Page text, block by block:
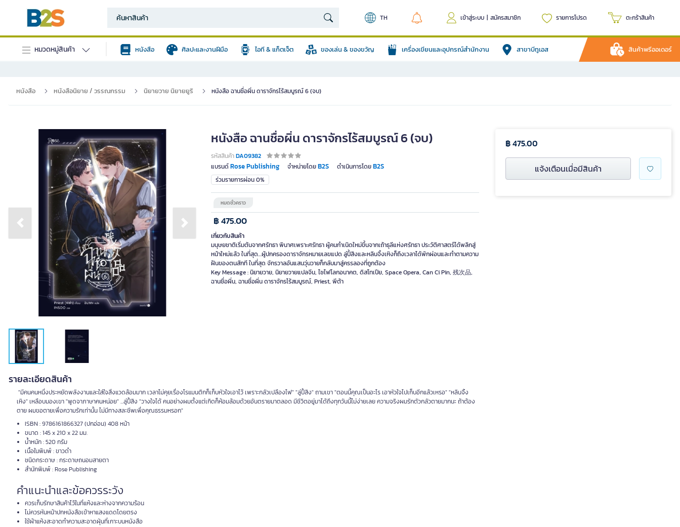
TH เข้าสู่ระบบ | สมัครสมาชิก รายการโปรด ตะกร้าสินค้า
หมวดหมู่สินค้า หนังสือ ศิลปะและงานฝีมือ ไอที & แก็ตเจ็ต ของเล่น & ของขวัญ เครื่องเขียนและอุปกรณ์สำนักงาน สาขาบีทูเอส สินค้าพรีออเดอร์
หนังสือ หนังสือนิยาย / วรรณกรรม นิยายวาย นิยายยูริ หนังสือ ฉานชื่อผิ่น ดาราจักรไร้สมบูรณ์ 6 (จบ)
Previous slide Next slide
หนังสือ ฉานชื่อผิ่น ดาราจักรไร้สมบูรณ์ 6 (จบ)
รหัสสินค้าDA09382
แบรนด์Rose Publishing จำหน่ายโดยB2S ดำเนินการโดยB2S
ร่วมรายการผ่อน 0%
หมดชั่วคราว
฿ 475.00
เกี่ยวกับสินค้า
มนุษยชาติเริ่มต้นจากศรัทธา พินาศเพราะศรัทธา ผู้คนกำเนิดใหม่ขึ้นจากเถ้าธุลีแห่งศรัทธา ประวัติศาสตร์ได้พลิกสู่
หน้าใหม่แล้ว ในที่สุด…ผู้ปกครองดาราจักรหมายเลขแปด ลู่ปี้สิงและหลินจิ้งเหิงก็ถึงเวลาได้พักผ่อนและทำตามความ
ฝันของตนสักที ในที่สุด จักรวาลอันแสนวุ่นวายก็กลับมาสู่ครรลองที่ถูกต้อง
Key Message : นิยายวาย, นิยายวายแปลจีน, ไซไฟโลกอนาคต, ดิสโทเปีย, Space Opera, Can Ci Pin, 残次品,
ฉานชื่อผิ่น, ฉานชื่อผิ่น ดาราจักรไร้สมบูรณ์, Priest, พีต้า
รายละเอียดสินค้า
"มีคนคนหนึ่งประหยัดพลังงานและใส่ใจสิ่งแวดล้อมมาก เวลาไม่คุยเรื่องโรแมนติกก็เก็บหัวใจเอาไว้ เพราะกลัวเปลืองไฟ" "ลู่ปี้สิง" ถามเขา "ตอนนี้คุณเป็นอะไร เอาหัวใจไปเก็บอีกแล้วเหรอ" "หลินจิ้ง
เหิง" เหลือบมองเขา "พูดจาภาษาคนหน่อย" ...ลู่ปี้สิง "วางใจได้ คนอย่างผมตั้งแต่เกิดก็ห้อมล้อมด้วยอันตรายมาตลอด มีชีวิตอยู่มาได้ถึงทุกวันนี้ไม่ง่ายเลย ความจริงผมรักตัวกลัวตายมากนะ ถ้าต้อง
ตาย ผมขอตายเพื่อความรักเท่านั้น ไม่มีทางสละชีพเพื่อคุณธรรมหรอก"
ISBN : 9786161866327 (ปกอ่อน) 408 หน้า
ขนาด : 145 x 210 x 22 มม.
น้ำหนัก : 520 กรัม
เนื้อในพิมพ์ : ขาวดำ
ชนิดกระดาษ : กระดาษถนอมสายตา
สำนักพิมพ์ : Rose Publishing
คำแนะนำและข้อควรระวัง
ควรเก็บรักษาสินค้าไว้ในที่แห้งและห่างจากความร้อน
ไม่ควรหันหน้าปกหนังสือเข้าหาแสงแดดโดยตรง
ใช้ผ้าแห้งสะอาดทำความสะอาดฝุ่นที่เกาะบนหนังสือ
฿ 475.00
แจ้งเตือนเมื่อมีสินค้า